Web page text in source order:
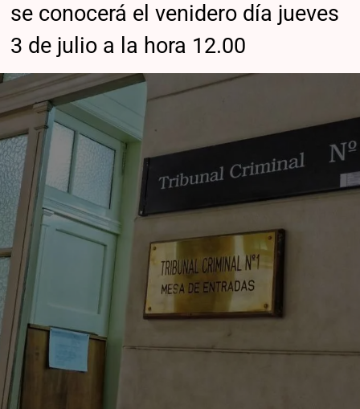
se conocerá el venidero día jueves
3 de julio a la hora 12.00